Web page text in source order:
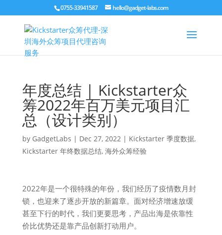
0755-33941587 hello@gadget-labs.com
年度总结 | Kickstarter众
筹2022年百万美元项目汇
总（设计类别）
by GadgetLabs | Dec 27, 2022| Kickstarter 季度数据,
Kickstarter 年终数据总结, 海外众筹经验
2022年是一个很特殊的年份，我们经历了疫情数月封
锁，也迎来了逐步开放的新篇章。面对经济增速放缓
甚至下行的时代，我们更要思考，产品出海是依靠性
价比优势还是靠产品创新打动用户。